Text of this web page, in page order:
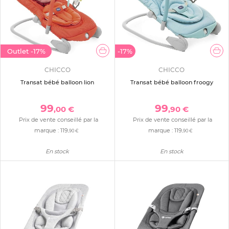
Outlet -17%
CHICCO
Transat bébé balloon lion
99,00 €
Prix de vente conseillé par la
marque : 119 ,90 €
En stock
-17%
CHICCO
Transat bébé balloon froogy
99,90 €
Prix de vente conseillé par la
marque :119 ,90 €
En stock